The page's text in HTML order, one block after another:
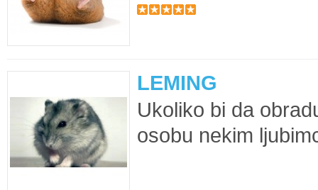
LEMING
Ukoliko bi da
osobu nekim